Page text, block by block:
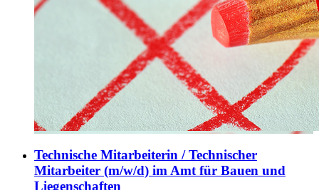
Technische Mitarbeiterin / Technischer
Mitarbeiter (m/w/d) im Amt für Bauen und
Liegenschaften